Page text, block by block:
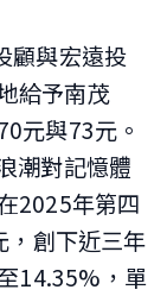
顧與宏遠投
給予南茂
元與73元。
潮對記憶體
2025年第四
，創下近三年
14.35%，單